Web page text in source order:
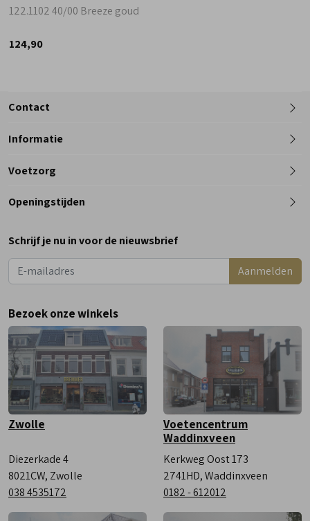
122.1102 40/00 Breeze goud
124,90
Contact
Telefoon
Informatie
Voetzorg
Openingstijden
Dinsdag
Woensdag
9:00 - 18:00
Vrijdag
Zaterdag
9:00 - 17:00
Schrijf je nu in voor de nieuwsbrief
Aanmelden
Bezoek onze winkels
Zwolle
Diezerkade 4
8021CW, Zwolle
038 4535172
Voetencentrum
Waddinxveen
Kerkweg Oost 173
2741HD, Waddinxveen
0182 - 612012